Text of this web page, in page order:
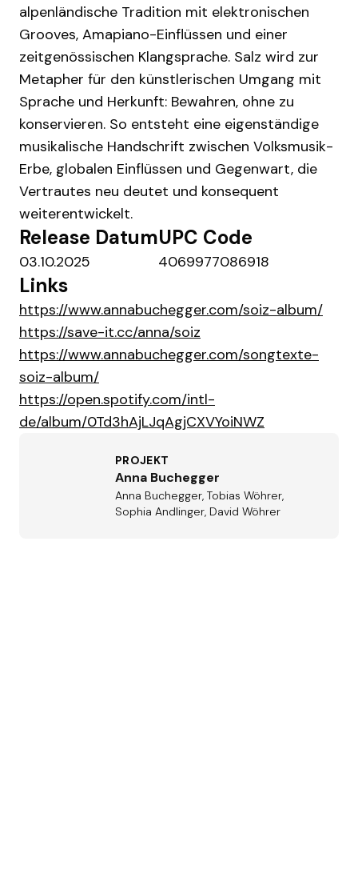
alpenländische Tradition mit elektronischen
Grooves, Amapiano-Einflüssen und einer
zeitgenössischen Klangsprache. Salz wird zur
Metapher für den künstlerischen Umgang mit
Sprache und Herkunft: Bewahren, ohne zu
konservieren. So entsteht eine eigenständige
musikalische Handschrift zwischen Volksmusik-
Erbe, globalen Einflüssen und Gegenwart, die
Vertrautes neu deutet und konsequent
weiterentwickelt.
Release Datum
03.10.2025
UPC Code
4069977086918
Links
https://www.annabuchegger.com/soiz-album/
https://save-it.cc/anna/soiz
https://www.annabuchegger.com/songtexte-
soiz-album/
https://open.spotify.com/intl-
de/album/0Td3hAjLJqAgjCXVYoiNWZ
PROJEKT
Anna Buchegger
Anna Buchegger, Tobias Wöhrer,
Sophia Andlinger, David Wöhrer